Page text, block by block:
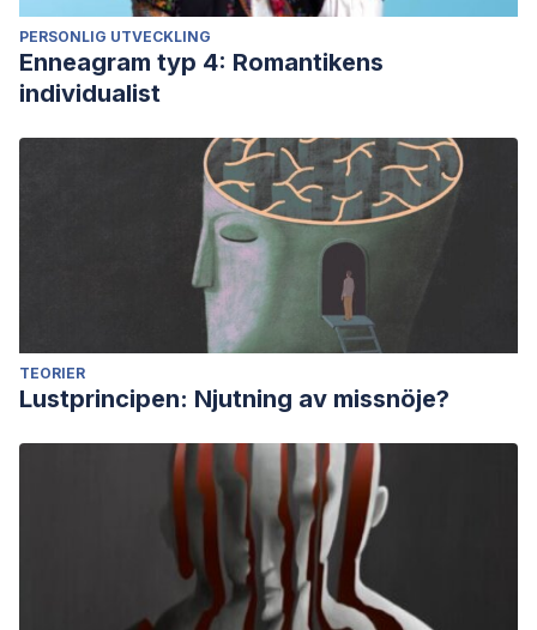
PERSONLIG UTVECKLING
Enneagram typ 4: Romantikens
individualist
TEORIER
Lustprincipen: Njutning av missnöje?